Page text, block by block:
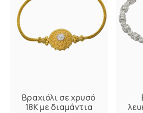
Βραχιόλι σε χρυσό
18Κ με διαμάντια